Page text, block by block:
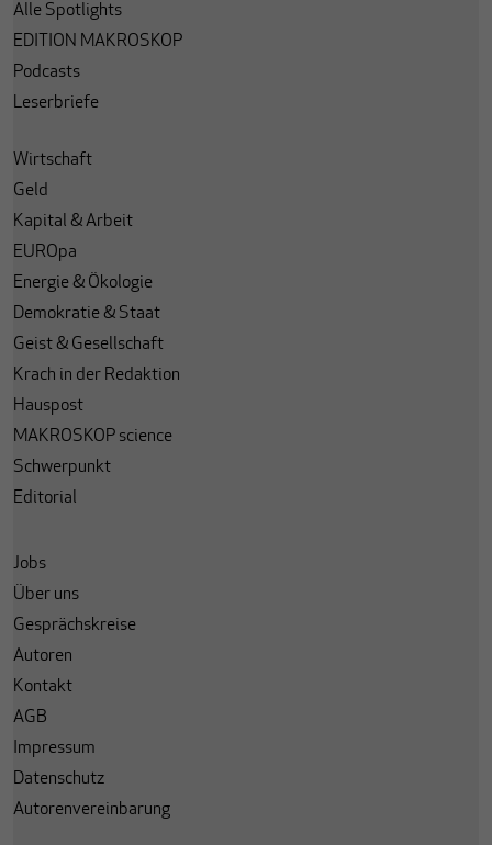
Alle Spotlights
EDITION MAKROSKOP
Podcasts
Leserbriefe
Wirtschaft
Geld
Kapital & Arbeit
EUROpa
Energie & Ökologie
Demokratie & Staat
Geist & Gesellschaft
Krach in der Redaktion
Hauspost
MAKROSKOP science
Schwerpunkt
Editorial
Jobs
Über uns
Gesprächskreise
Autoren
Kontakt
AGB
Impressum
Datenschutz
Autorenvereinbarung